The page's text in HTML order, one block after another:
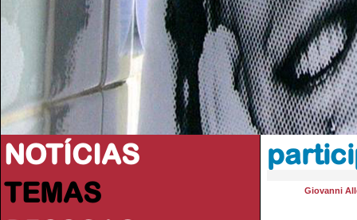
NOTÍCIAS
TEMAS
Giovanni